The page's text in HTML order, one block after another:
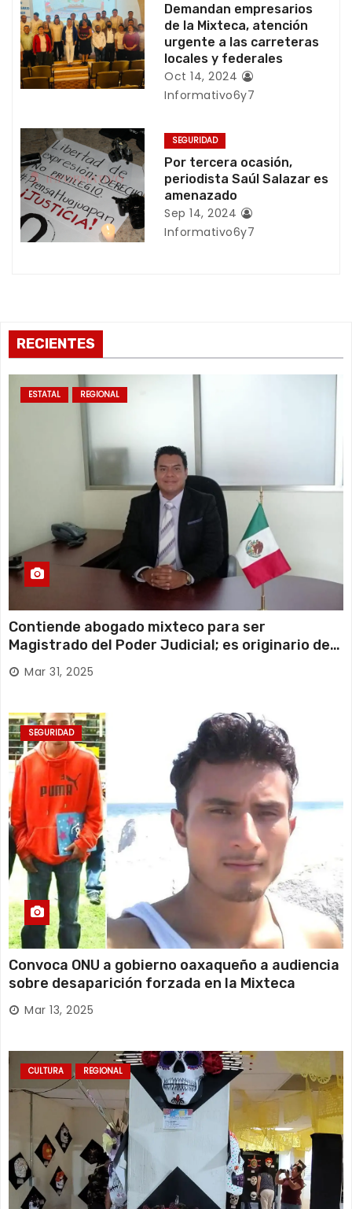
e
n
t
a
d
a
s
Demandan empresarios
de la Mixteca, atención
urgente a las carreteras
locales y federales
Oct 14, 2024
Informativo6y7
SEGURIDAD
Por tercera ocasión,
periodista Saúl Salazar es
amenazado
Sep 14, 2024
Informativo6y7
RECIENTES
ESTATAL REGIONAL
Contiende abogado mixteco para ser
Magistrado del Poder Judicial; es originario de
Huajuapan de León
Mar 31, 2025
SEGURIDAD
Convoca ONU a gobierno oaxaqueño a audiencia
sobre desaparición forzada en la Mixteca
Mar 13, 2025
CULTURA REGIONAL